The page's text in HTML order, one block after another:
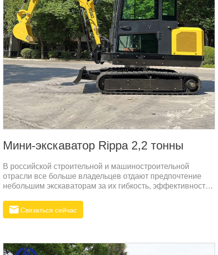
Мини-экскаватор Rippa 2,2 тонны
В российской строительной и машиностроительной
отрасли все больше владельцев отдают предпочтение
небольшим экскаваторам за их гибкость, эффективность
Связаться сейчас